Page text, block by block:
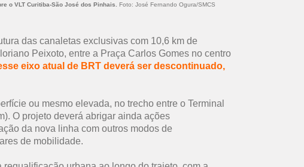
o VLT Curitiba-São José dos Pinhais. Foto: José Fernando Ogura/SMCS
das canaletas exclusivas com 10,6 km de
Peixoto, entre a Praça Carlos Gomes no centro
eixo atual de BRT deverá ser descontinuado,
ou mesmo elevada, no trecho entre o Terminal
O projeto deverá abrigar ainda ações
da nova linha com outros modos de
de mobilidade.